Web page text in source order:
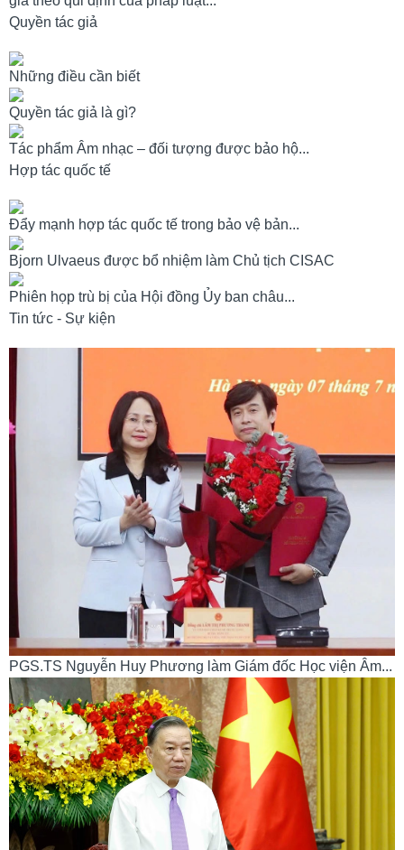
Quyền tác giả
Những điều cần biết
Quyền tác giả là gì?
Tác phẩm Âm nhạc – đối tượng được bảo hộ...
Hợp tác quốc tế
Đẩy mạnh hợp tác quốc tế trong bảo vệ bản...
Bjorn Ulvaeus được bổ nhiệm làm Chủ tịch CISAC
Phiên họp trù bị của Hội đồng Ủy ban châu...
Tin tức - Sự kiện
PGS.TS Nguyễn Huy Phương làm Giám đốc Học viện Âm...